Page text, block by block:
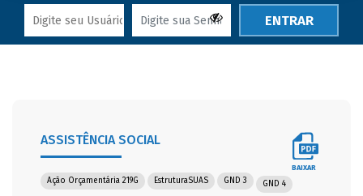
ENTRAR
ASSISTÊNCIA SOCIAL
BAIXAR
Ação Orçamentária 219G EstruturaSUAS GND 3 GND 4